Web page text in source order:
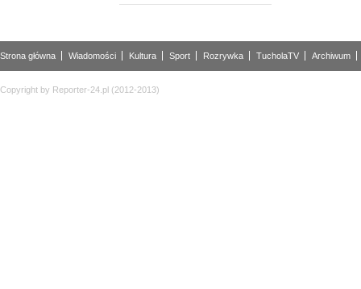
Strona główna Wiadomości Kultura Sport Rozrywka TucholaTV Archiwum
Copyright by Reporter-24.pl (2012-2013)